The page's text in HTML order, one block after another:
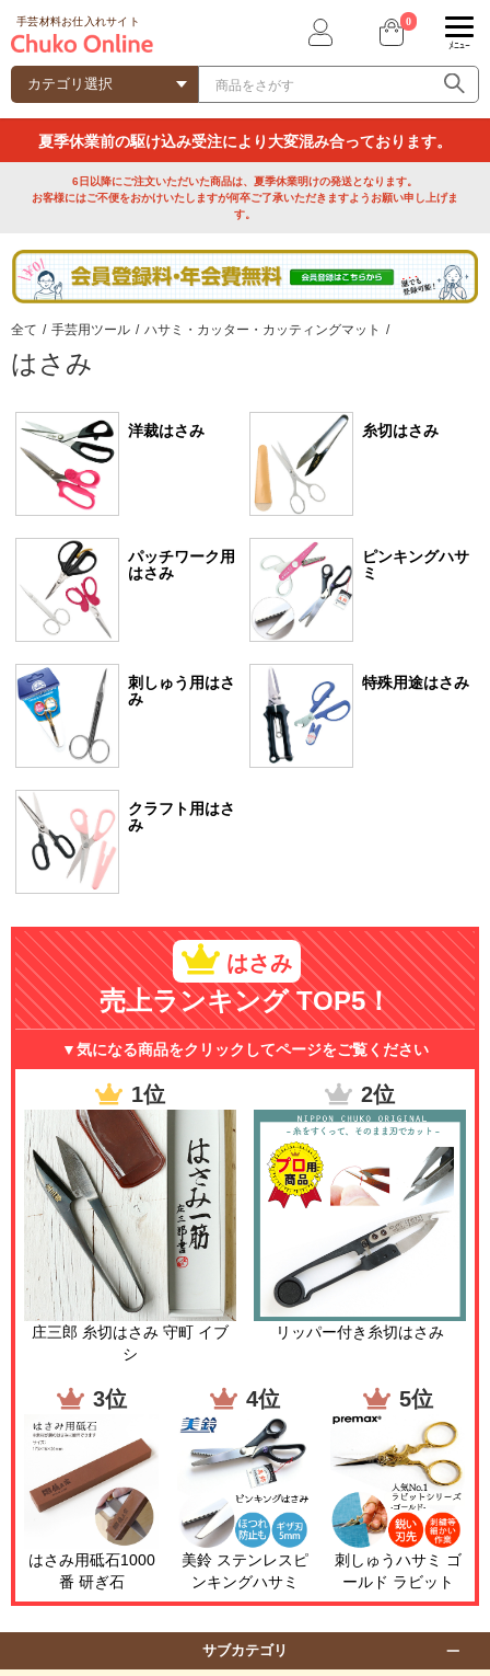
手芸材料お仕入れサイト 0
ﾒﾆｭｰ
夏季休業前の駆け込み受注により大変混み合っております。
6日以降にご注文いただいた商品は、夏季休業明けの発送となります。
お客様にはご不便をおかけいたしますが何卒ご了承いただきますようお願い申し上げま
す。
全て / 手芸用ツール / ハサミ・カッター・カッティングマット /
はさみ
洋裁はさみ 糸切はさみ
パッチワーク用
はさみ
ピンキングハサ
ミ
刺しゅう用はさ
み
特殊用途はさみ
クラフト用はさ
み
はさみ
売上ランキング TOP5！
▼気になる商品をクリックしてページをご覧ください
1位
庄三郎 糸切はさみ 守町 イブ
シ
2位
リッパー付き糸切はさみ
3位
はさみ用砥石1000
番 研ぎ石
4位
美鈴 ステンレスピ
ンキングハサミ
5位
刺しゅうハサミ ゴ
ールド ラビット
サブカテゴリ